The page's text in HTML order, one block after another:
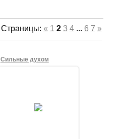
Страницы: « 1 2 3 4 ... 6 7 »
Сильные духом
на Собрании Свободных
Граждан на Театральной